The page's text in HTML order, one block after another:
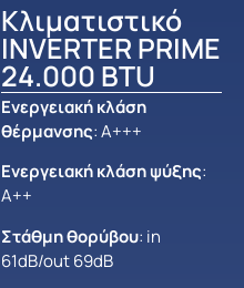
Κλιματιστικό
INVERTER PRIME
24.000 BTU
Ενεργειακή κλάση
θέρμανσης: Α+++
Ενεργειακή κλάση ψύξης:
Α++
Στάθμη θορύβου: in
61dB/out 69dB